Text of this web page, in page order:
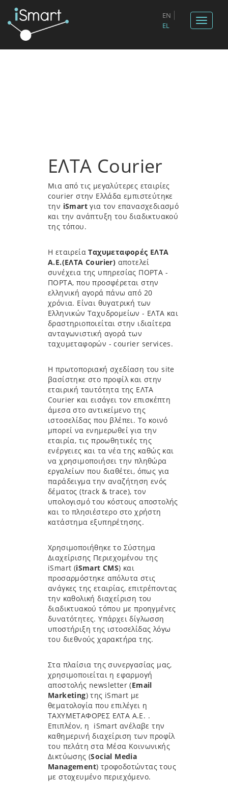
Toggle
EN
EL
ΕΛΤΑ Courier
Μια από τις μεγαλύτερες εταιρίες
courier στην Ελλάδα εμπιστεύτηκε
την iSmart για τον επανασχεδιασμό
και την ανάπτυξη του διαδικτυακού
της τόπου.
Η εταιρείαΤαχυμεταφορές ΕΛΤΑ
Α.Ε.(ΕΛΤΑ Courier) αποτελεί
συνέχεια της υπηρεσίας ΠΟΡΤΑ -
ΠΟΡΤΑ, που προσφέρεται στην
ελληνική αγορά πάνω από 20
χρόνια. Είναι θυγατρική των
Ελληνικών Ταχυδρομείων - ΕΛΤΑ και
δραστηριοποιείται στην ιδιαίτερα
ανταγωνιστική αγορά των
ταχυμεταφορών - courier services.
H πρωτοποριακή σχεδίαση του site
βασίστηκε στο προφίλ και στην
εταιρική ταυτότητα της ΕΛΤΑ
Courier και εισάγει τον επισκέπτη
άμεσα στο αντικείμενο της
ιστοσελίδας που βλέπει. Το κοινό
μπορεί να ενημερωθεί για την
εταιρία, τις προωθητικές της
ενέργειες και τα νέα της καθώς και
να χρησιμοποιήσει την πληθώρα
εργαλείων που διαθέτει, όπως για
παράδειγμα την αναζήτηση ενός
δέματος (track & trace), τον
υπολογισμό του κόστους αποστολής
και το πλησιέστερο στο χρήστη
κατάστημα εξυπηρέτησης.
Χρησιμοποιήθηκε το Σύστημα
Διαχείρισης Περιεχομένου της
iSmart (iSmart CMS) και
προσαρμόστηκε απόλυτα στις
ανάγκες της εταιρίας, επιτρέποντας
την καθολική διαχείριση του
διαδικτυακού τόπου με προηγμένες
δυνατότητες. Υπάρχει δίγλωσση
υποστήριξη της ιστοσελίδας λόγω
του διεθνούς χαρακτήρα της.
Στα πλαίσια της συνεργασίας μας,
χρησιμοποιείται η εφαρμογή
αποστολής newsletter (Email
Marketing) της iSmart με
θεματολογία που επιλέγει η
ΤΑΧΥΜΕΤΑΦΟΡΕΣ ΕΛΤΑ Α.Ε. .
Επιπλέον, η iSmart ανέλαβε την
καθημερινή διαχείριση των προφίλ
του πελάτη στα Μέσα Κοινωνικής
Δικτύωσης (Social Media
Management) τροφοδοτώντας τους
με στοχευμένο περιεχόμενο.